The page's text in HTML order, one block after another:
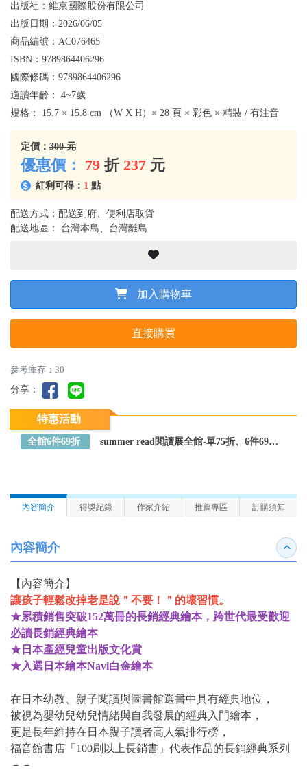
出版社： 維京國際股份有限公司
出版日期： 2026/06/05
商品編號： AC076465
ISBN： 9789864406296
國際條碼： 9789864406296
適讀年齡： 4~7歲
規格： 15.7 × 15.8 cm （W X H）× 28 頁 × 彩色 × 精裝 / 有注音
定價： 300 元
優惠價： 79 折 237 元
紅利可得： 1 點
配送方式：配送到府、便利店取貨
配送地區： 台灣本島、台灣離島
加入購物車
直接購買
參考庫存：30
分享：
特惠活動
全館6件69折 summer read閱讀展全館-單75折、6件69折～全館任選
內容簡介 得獎紀錄 作家介紹 推薦專區 訂購須知
內容簡介 收合
【內容簡介】
讓孩子輕鬆改掉老是說＂不要！＂的壞習慣。
★累積銷售突破152萬冊的長銷經典繪本，跨世代最受歡迎
必讀長銷經典繪本
★日本產經兒童出版文化賞
★入選日本繪本Navi白金繪本
在日本幼教、親子閱讀與圖書館選書中具有經典地位，
被視為嬰幼兒幼兒情緒與自我發展的經典入門繪本，
更是長年維持在日本親子讀者高人氣排行榜，
福音館書店「100刷以上長銷書」代表作品的長銷經典系列
－－